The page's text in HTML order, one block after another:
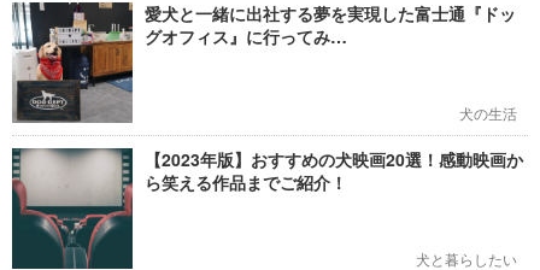
愛犬と一緒に出社する夢を実現した富士通『ドッ
グオフィス』に行ってみ…
犬の生活
【2023年版】おすすめの犬映画20選！感動映画か
ら笑える作品までご紹介！
犬と暮らしたい